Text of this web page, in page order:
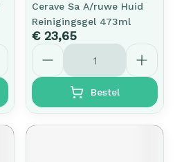
Cerave Sa A/ruwe Huid
Reinigingsgel 473ml
€ 23,65
Aantal
Bestel